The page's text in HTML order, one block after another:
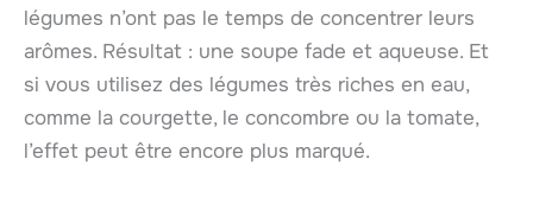
légumes n’ont pas le temps de concentrer leurs
arômes. Résultat : une soupe fade et aqueuse. Et
si vous utilisez des légumes très riches en eau,
comme la courgette, le concombre ou la tomate,
l’effet peut être encore plus marqué.